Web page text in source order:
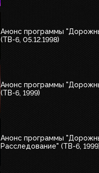
Анонс программы
(ТВ-6, 05.12.1998)
Анонс программы
(ТВ-6, 1999)
Анонс программы
Расследование" (ТВ-6,